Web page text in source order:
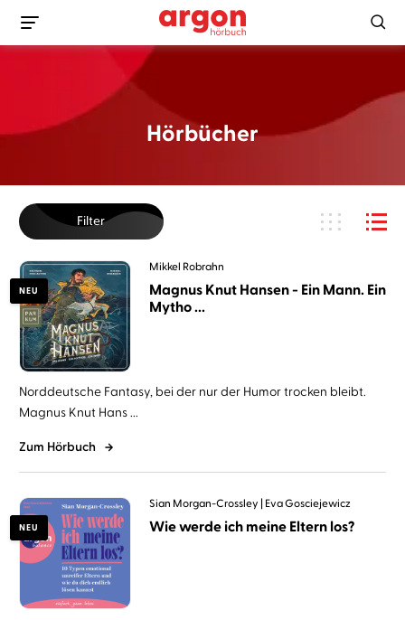
Hörbücher
Filter
NEU
Mikkel Robrahn
Magnus Knut Hansen - Ein Mann. Ein
Mytho ...
Norddeutsche Fantasy, bei der nur der Humor trocken bleibt.
Magnus Knut Hans ...
Zum Hörbuch
NEU
Sian Morgan-Crossley Eva Gosciejewicz
Wie werde ich meine Eltern los?